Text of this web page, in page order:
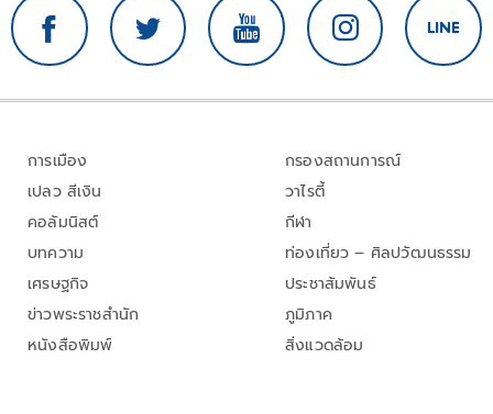
การเมือง
เปลว สีเงิน
คอลัมนิสต์
บทความ
เศรษฐกิจ
ข่าวพระราชสำนัก
หนังสือพิมพ์
กรองสถานการณ์
วาไรตี้
กีฬา
ท่องเที่ยว – ศิลปวัฒนธรรม
ประชาสัมพันธ์
ภูมิภาค
สิ่งแวดล้อม